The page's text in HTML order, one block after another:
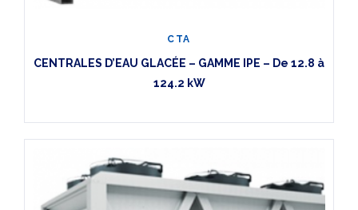
CTA
CENTRALES D’EAU GLACÉE – GAMME IPE – De 12.8 à
124.2 kW